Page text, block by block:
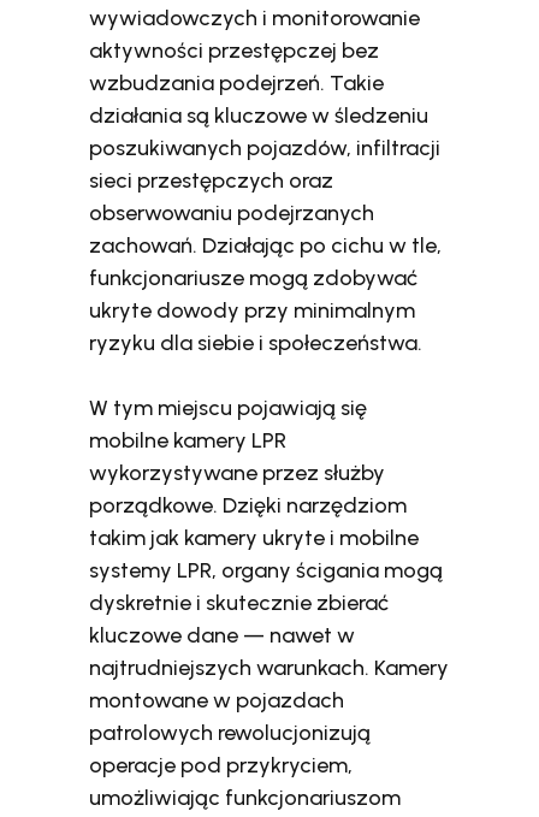
wywiadowczych i monitorowanie
aktywności przestępczej bez
wzbudzania podejrzeń. Takie
działania są kluczowe w śledzeniu
poszukiwanych pojazdów, infiltracji
sieci przestępczych oraz
obserwowaniu podejrzanych
zachowań. Działając po cichu w tle,
funkcjonariusze mogą zdobywać
ukryte dowody przy minimalnym
ryzyku dla siebie i społeczeństwa.
W tym miejscu pojawiają się
mobilne kamery LPR
wykorzystywane przez służby
porządkowe. Dzięki narzędziom
takim jak kamery ukryte i mobilne
systemy LPR, organy ścigania mogą
dyskretnie i skutecznie zbierać
kluczowe dane — nawet w
najtrudniejszych warunkach. Kamery
montowane w pojazdach
patrolowych rewolucjonizują
operacje pod przykryciem,
umożliwiając funkcjonariuszom